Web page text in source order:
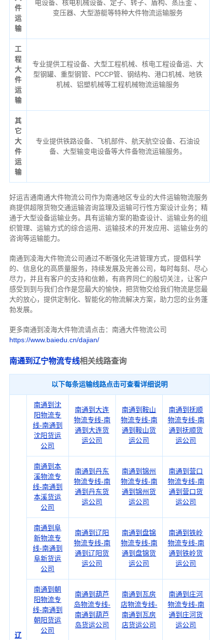
件
运
输
电设备、核电机械设备、定子、转子、盾构、蒸压釜 、
变压器、大型游艇等特种大件物流运输服务
工
程
大
件
运
输
专业提供工程设备、大型工程机械、核电工程设备运、大
型钢罐、重型钢管、PCCP管、钢结构、港口机械、地铁
机械、铝塑机械等工程机械物流运输服务
其
它
大
件
运
输
专业提供铁路设备、飞机部件、航天航空设备、石油设
备、大型输变电设备等大件备物流运输服务。
好运吉通南通大件物流公司作为南通地区专业的大件运输物流服务
商提供超限货物交通运输咨询监理及运输可行性方案设计业务；精
通于大型设备运输业务。具有运输方案的勘查设计、运输业务的组
织管理、运输方式的综合运用、运输技术的开发应用、运输业务的
咨询等运输能力。
南通到凌海大件物流公司通过不断强化先进管理方式，提倡科学
的、信息化的高质量服务，持续发展及完善公司，每时每刻、尽心
尽力， 并且有客户的支持和信赖，有商界同仁的殷切关注， 让客户
感受到到与我们合作是您最大的愉快，把货物交给我们物流是您最
大的放心， 提供定制化、智能化的物流解决方案，助力您的业务蓬
勃发展。
更多南通到凌海大件物流请点击：南通大件物流公司
https://www.baiedu.cn/dajian/
南通到辽宁物流专线相关线路查询
以下每条运输线路点击可查看详细说明
辽
南通到沈
阳物流专
线-南通到
沈阳货运
公司
南通到大连
物流专线-南
通到大连货
运公司
南通到鞍山
物流专线-南
通到鞍山货
运公司
南通到抚顺
物流专线-南
通到抚顺货
运公司
南通到本
溪物流专
线-南通到
本溪货运
公司
南通到丹东
物流专线-南
通到丹东货
运公司
南通到锦州
物流专线-南
通到锦州货
运公司
南通到营口
物流专线-南
通到营口货
运公司
南通到阜
新物流专
线-南通到
阜新货运
公司
南通到辽阳
物流专线-南
通到辽阳货
运公司
南通到盘锦
物流专线-南
通到盘锦货
运公司
南通到铁岭
物流专线-南
通到铁岭货
运公司
南通到朝
阳物流专
线-南通到
朝阳货运
公司
南通到葫芦
岛物流专线-
南通到葫芦
岛货运公司
南通到瓦房
店物流专线-
南通到瓦房
店货运公司
南通到庄河
物流专线-南
通到庄河货
运公司